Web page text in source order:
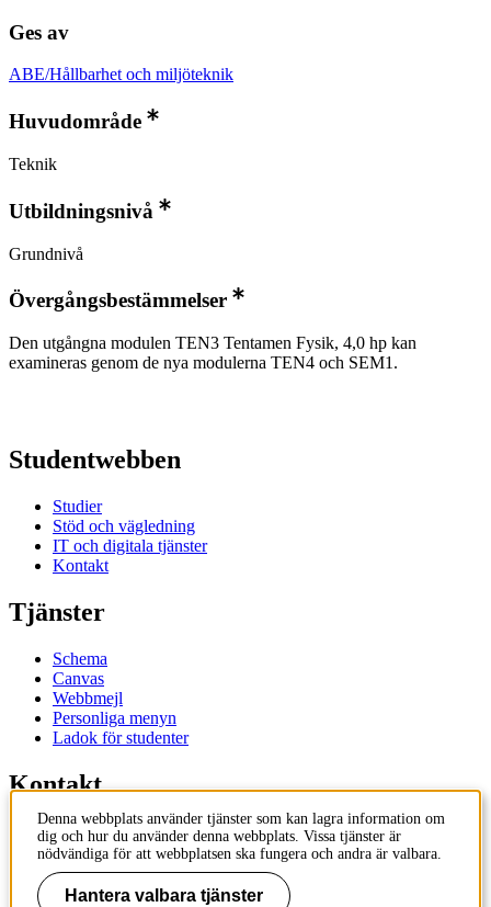
Ges av
ABE/Hållbarhet och miljöteknik
Huvudområde
Teknik
Utbildningsnivå
Grundnivå
Övergångsbestämmelser
Den utgångna modulen TEN3 Tentamen Fysik, 4,0 hp kan
examineras genom de nya modulerna TEN4 och SEM1.
Studentwebben
Studier
Stöd och vägledning
IT och digitala tjänster
Kontakt
Tjänster
Schema
Canvas
Webbmejl
Personliga menyn
Ladok för studenter
Kontakt
Kontakta utbildningsprogram
Kontakta kurs
IT-support
KTH Entré
Denna webbplats använder tjänster som kan lagra information om
dig och hur du använder denna webbplats. Vissa tjänster är
nödvändiga för att webbplatsen ska fungera och andra är valbara.
Hantera valbara tjänster